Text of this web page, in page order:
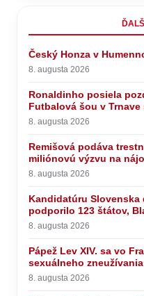
Český Honza v
8. augusta 2026
Ronaldinho posiela
Futbalová šou v
8. augusta 2026
Remišová podáva
miliónovú výzvu na
8. augusta 2026
Kandidatúru Slovenska
podporilo 123 štátov,
8. augusta 2026
Pápež Lev XIV. sa vo
sexuálneho
8. augusta 2026